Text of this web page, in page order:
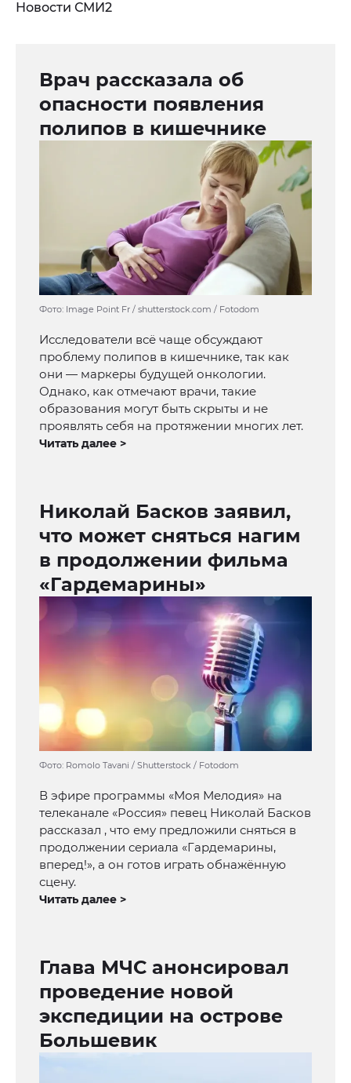
Новости СМИ2
Врач рассказала об
опасности появления
полипов в кишечнике
Фото: Image Point Fr / shutterstock.com / Fotodom
Исследователи всё чаще обсуждают
проблему полипов в кишечнике, так как
они — маркеры будущей онкологии.
Однако, как отмечают врачи, такие
образования могут быть скрыты и не
проявлять себя на протяжении многих лет.
Читать далее >
Николай Басков заявил,
что может сняться нагим
в продолжении фильма
«Гардемарины»
Фото: Romolo Tavani / Shutterstock / Fotodom
В эфире программы «Моя Мелодия» на
телеканале «Россия» певец Николай Басков
рассказал , что ему предложили сняться в
продолжении сериала «Гардемарины,
вперед!», а он готов играть обнажённую
сцену.
Читать далее >
Глава МЧС анонсировал
проведение новой
экспедиции на острове
Большевик